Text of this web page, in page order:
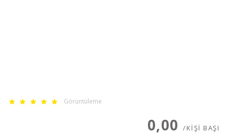
Görüntüleme
0,00 /KIŞI BAŞI